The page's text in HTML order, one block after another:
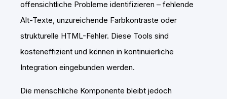
offensichtliche Probleme identifizieren – fehlende
Alt-Texte, unzureichende Farbkontraste oder
strukturelle HTML-Fehler. Diese Tools sind
kosteneffizient und können in kontinuierliche
Integration eingebunden werden.
Die menschliche Komponente bleibt jedoch